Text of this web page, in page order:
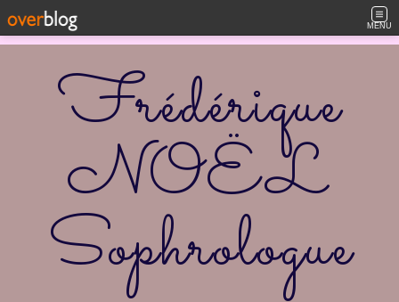
MENU
Frédérique
NOËL
Sophrologue